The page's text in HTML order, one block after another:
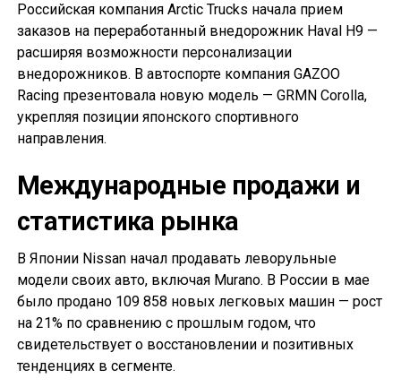
Российская компания Arctic Trucks начала прием
заказов на переработанный внедорожник Haval H9 —
расширяя возможности персонализации
внедорожников. В автоспорте компания GAZOO
Racing презентовала новую модель — GRMN Corolla,
укрепляя позиции японского спортивного
направления.
Международные продажи и
статистика рынка
В Японии Nissan начал продавать леворульные
модели своих авто, включая Murano. В России в мае
было продано 109 858 новых легковых машин — рост
на 21% по сравнению с прошлым годом, что
свидетельствует о восстановлении и позитивных
тенденциях в сегменте.